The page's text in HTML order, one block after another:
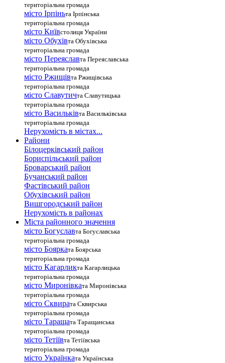
територіальна громада
місто Ірпіньта Ірпінська
територіальна громада
місто Київстолиця України
місто Обухівта Обухівська
територіальна громада
місто Переяславта Переяславська
територіальна громада
місто Ржищівта Ржищівська
територіальна громада
місто Славутичта Славутицька
територіальна громада
місто Василькiвта Васильківська
територіальна громада
Нерухомість в містах...
Райони
Білоцерківський район
Бориспільський район
Броварський район
Бучанський район
Фастівський район
Обухівський район
Вишгородський район
Нерухомість в районах
Міста районного значення
місто Богуславта Богуславська
територіальна громада
місто Боярката Боярська
територіальна громада
місто Кагарликта Кагарлицька
територіальна громада
місто Миронівката Миронівська
територіальна громада
місто Сквирата Сквирська
територіальна громада
місто Таращата Таращанська
територіальна громада
місто Тетіївта Тетіївська
територіальна громада
місто Українката Українська